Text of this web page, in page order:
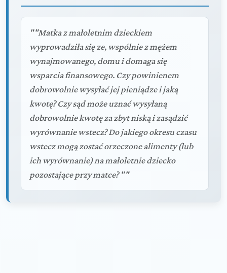
""Matka z małoletnim dzieckiem
wyprowadziła się ze, wspólnie z mężem
wynajmowanego, domu i domaga się
wsparcia finansowego. Czy powinienem
dobrowolnie wysyłać jej pieniądze i jaką
kwotę? Czy sąd może uznać wysyłaną
dobrowolnie kwotę za zbyt niską i zasądzić
wyrównanie wstecz? Do jakiego okresu czasu
wstecz mogą zostać orzeczone alimenty (lub
ich wyrównanie) na małoletnie dziecko
pozostające przy matce? ""